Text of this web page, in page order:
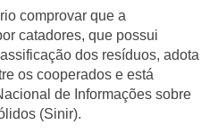
comprovar que a
catadores, que possui
dos resíduos, adota
os cooperados e está
de Informações sobre
(Sinir).